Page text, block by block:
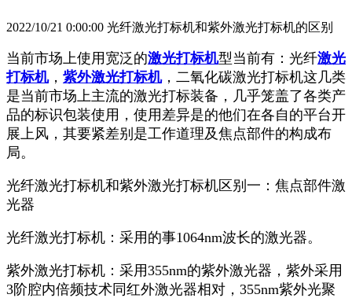
2022/10/21 0:00:00 光纤激光打标机和紫外激光打标机的区别
当前市场上使用宽泛的激光打标机型当前有：光纤激光
打标机， 紫外激光打标机，二氧化碳激光打标机这几类
是当前市场上主流的激光打标装备，几乎笼盖了各类产
品的标识包装使用，使用差异是的他们在各自的平台开
展上风，其要紧差别是工作道理及焦点部件的构成布
局。
光纤激光打标机和紫外激光打标机区别一：焦点部件激
光器
光纤激光打标机：采用的事1064nm波长的激光器。
紫外激光打标机：采用355nm的紫外激光器，紫外采用
3阶腔内倍频技术同红外激光器相对，355nm紫外光聚